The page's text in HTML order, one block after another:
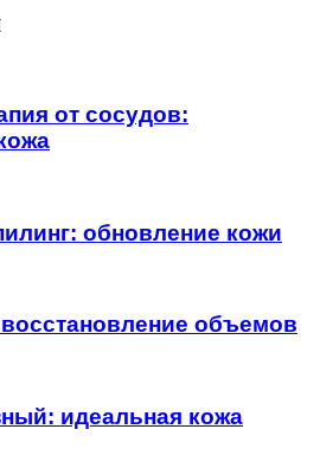
от сосудов:
обновление кожи
объемов
идеальная кожа